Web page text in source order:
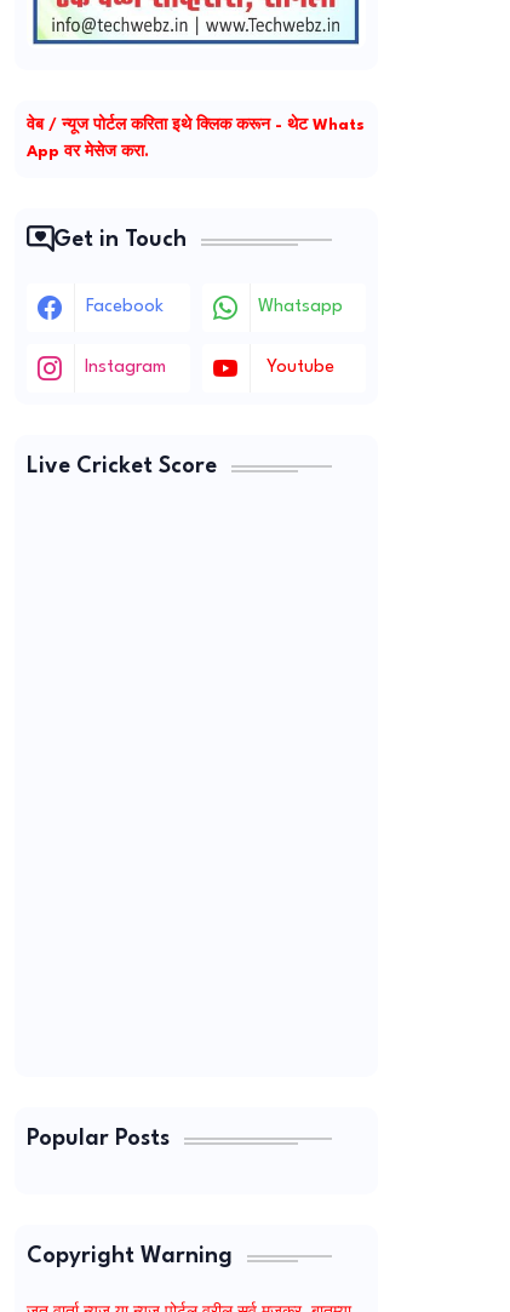
वेब / न्यूज पोर्टल करिता इथे क्लिक करून - थेट Whats
App वर मेसेज करा.
Get in Touch
Facebook Whatsapp
Instagram Youtube
Live Cricket Score
Popular Posts
Copyright Warning